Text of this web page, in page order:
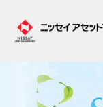
ファンド情報